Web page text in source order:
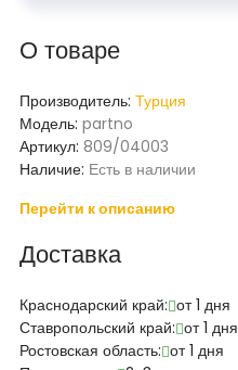
О товаре
Производитель: Турция
Модель: partno
Артикул: 809/04003
Наличие: Есть в наличии
Перейти к описанию
Доставка
Краснодарский край: от 1 дня
Ставропольский край: от 1 дня
Ростовская область: от 1 дня